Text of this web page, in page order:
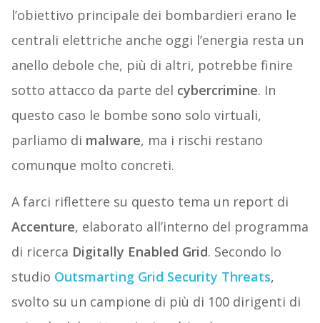
l’obiettivo principale dei bombardieri erano le
centrali elettriche anche oggi l’energia resta un
anello debole che, più di altri, potrebbe finire
sotto attacco da parte del cybercrimine. In
questo caso le bombe sono solo virtuali,
parliamo di malware, ma i rischi restano
comunque molto concreti.
A farci riflettere su questo tema un report di
Accenture, elaborato all’interno del programma
di ricerca Digitally Enabled Grid. Secondo lo
studio Outsmarting Grid Security Threats,
svolto su un campione di più di 100 dirigenti di